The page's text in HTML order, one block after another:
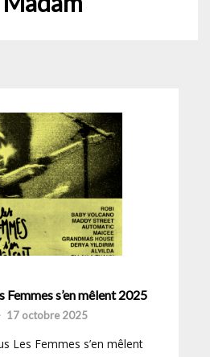
Femmes s’en mêlent 2025
17 octobre 2025
Les Femmes s’en mêlent